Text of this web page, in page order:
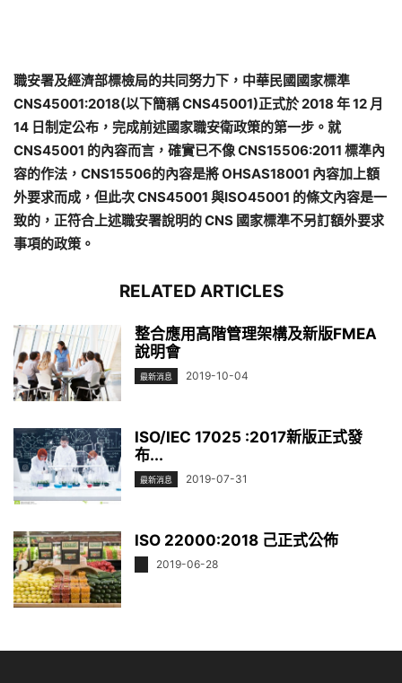
職安署及經濟部標檢局的共同努力下，中華民國國家標準
CNS45001:2018(以下簡稱 CNS45001)正式於 2018 年 12 月
14 日制定公布，完成前述國家職安衛政策的第一步。就
CNS45001 的內容而言，確實已不像 CNS15506:2011 標準內
容的作法，CNS15506的內容是將 OHSAS18001 內容加上額
外要求而成，但此次 CNS45001 與ISO45001 的條文內容是一
致的，正符合上述職安署說明的 CNS 國家標準不另訂額外要求
事項的政策。
RELATED ARTICLES
整合應用高階管理架構及新版FMEA
說明會
最新消息 2019-10-04
ISO/IEC 17025 :2017新版正式發
布...
最新消息 2019-07-31
ISO 22000:2018 己正式公佈
2019-06-28